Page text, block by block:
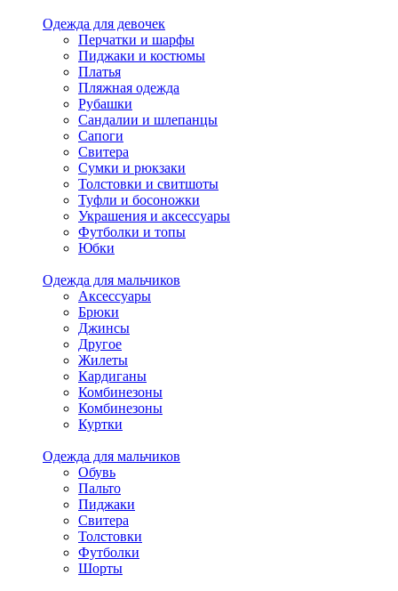
Одежда для девочек
Перчатки и шарфы
Пиджаки и костюмы
Платья
Пляжная одежда
Рубашки
Сандалии и шлепанцы
Сапоги
Свитера
Сумки и рюкзаки
Толстовки и свитшоты
Туфли и босоножки
Украшения и аксессуары
Футболки и топы
Юбки
Одежда для мальчиков
Аксессуары
Брюки
Джинсы
Другое
Жилеты
Кардиганы
Комбинезоны
Комбинезоны
Куртки
Одежда для мальчиков
Обувь
Пальто
Пиджаки
Свитера
Толстовки
Футболки
Шорты